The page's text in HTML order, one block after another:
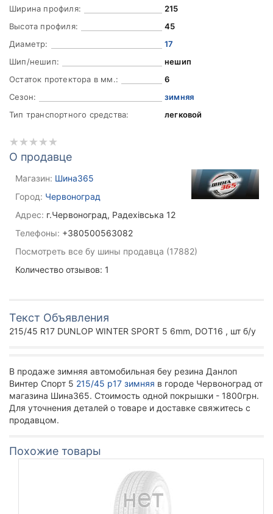
Ширина профиля:
215
Высота профиля:
45
Диаметр:
17
Шип/нешип:
нешип
Остаток протектора в мм.:
6
Сезон:
зимняя
Тип транспортного средства:
легковой
О продавце
Магазин: Шина365
Город: Червоноград
Адрес: г.Червоноград, Радехівська 12
Телефоны: +380500563082
Посмотреть все бу шины продавца (17882)
Количество отзывов: 1
Текст Объявления
215/45 R17 DUNLOP WINTER SPORT 5 6mm, DOT16 , шт б/у
В продаже зимняя автомобильная беу резина Данлоп
Винтер Спорт 5 215/45 р17 зимняя в городе Червоноград от
магазина Шина365. Стоимость одной покрышки - 1800грн.
Для уточнения деталей о товаре и доставке свяжитесь с
продавцом.
Похожие товары